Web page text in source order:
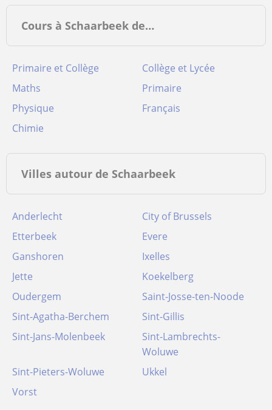
Cours à Schaarbeek de…
Primaire et Collège
Collège et Lycée
Maths
Primaire
Physique
Français
Chimie
Villes autour de Schaarbeek
Anderlecht
City of Brussels
Etterbeek
Evere
Ganshoren
Ixelles
Jette
Koekelberg
Oudergem
Saint-Josse-ten-Noode
Sint-Agatha-Berchem
Sint-Gillis
Sint-Jans-Molenbeek
Sint-Lambrechts-
Woluwe
Sint-Pieters-Woluwe
Ukkel
Vorst